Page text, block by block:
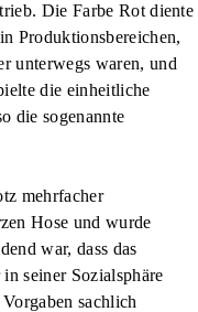
Die Farbe Rot diente
Produktionsbereichen,
unterwegs waren, und
die einheitliche
die sogenannte
mehrfacher
Hose und wurde
war, dass das
seiner Sozialsphäre
sachlich